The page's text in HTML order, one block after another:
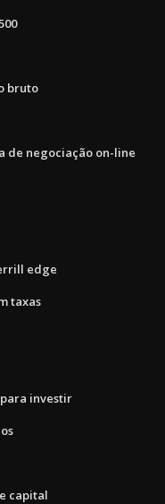
bruto
de negociação on-line
edge
taxas
investir
capital